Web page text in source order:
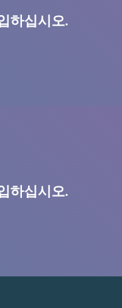
하십시오.
하십시오.